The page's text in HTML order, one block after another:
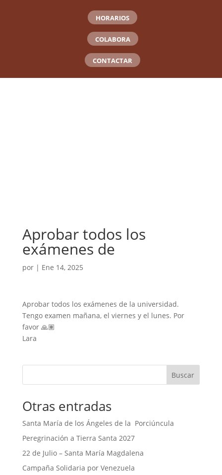
HORARIOS
COLABORA
CONTACTAR
Aprobar todos los
exámenes de
por | Ene 14, 2025
Aprobar todos los exámenes de la universidad.
Tengo examen mañana, el viernes y el lunes. Por
favor 🙏🏽
Lara
Buscar
Otras entradas
Santa María de los Ángeles de la Porciúncula
Peregrinación a Tierra Santa 2027
22 de Julio – Santa María Magdalena
Campaña Solidaria por Venezuela